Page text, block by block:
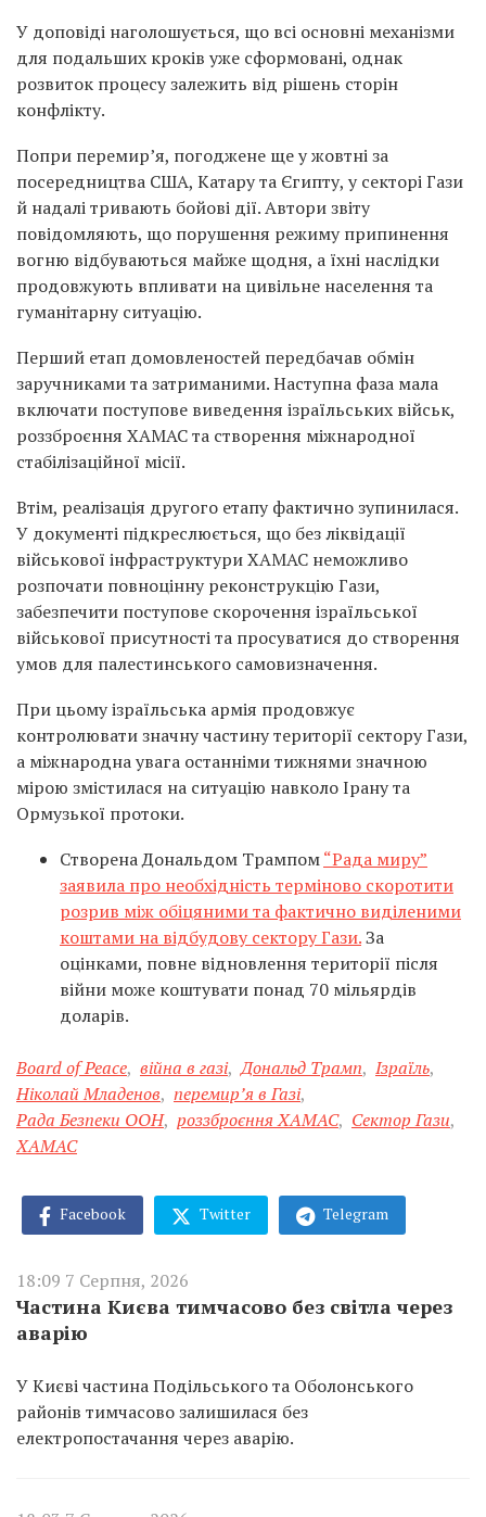
У доповіді наголошується, що всі основні механізми
для подальших кроків уже сформовані, однак
розвиток процесу залежить від рішень сторін
конфлікту.
Попри перемир’я, погоджене ще у жовтні за
посередництва США, Катару та Єгипту, у секторі Гази
й надалі тривають бойові дії. Автори звіту
повідомляють, що порушення режиму припинення
вогню відбуваються майже щодня, а їхні наслідки
продовжують впливати на цивільне населення та
гуманітарну ситуацію.
Перший етап домовленостей передбачав обмін
заручниками та затриманими. Наступна фаза мала
включати поступове виведення ізраїльських військ,
роззброєння ХАМАС та створення міжнародної
стабілізаційної місії.
Втім, реалізація другого етапу фактично зупинилася.
У документі підкреслюється, що без ліквідації
військової інфраструктури ХАМАС неможливо
розпочати повноцінну реконструкцію Гази,
забезпечити поступове скорочення ізраїльської
військової присутності та просуватися до створення
умов для палестинського самовизначення.
При цьому ізраїльська армія продовжує
контролювати значну частину території сектору Гази,
а міжнародна увага останніми тижнями значною
мірою змістилася на ситуацію навколо Ірану та
Ормузької протоки.
Створена Дональдом Трампом“Рада миру”
заявила про необхідність терміново скоротити
розрив між обіцяними та фактично виділеними
коштами на відбудову сектору Гази.За
оцінками, повне відновлення території після
війни може коштувати понад 70 мільярдів
доларів.
Board of Peace, війна в газі, Дональд Трамп, Ізраїль,
Ніколай Младенов, перемир’я в Газі,
Рада Безпеки ООН, роззброєння ХАМАС, Сектор Гази,
ХАМАС
Facebook Twitter Telegram
18:09 7 Серпня, 2026
Частина Києва тимчасово без світла через
аварію
У Києві частина Подільського та Оболонського
районів тимчасово залишилася без
електропостачання через аварію.